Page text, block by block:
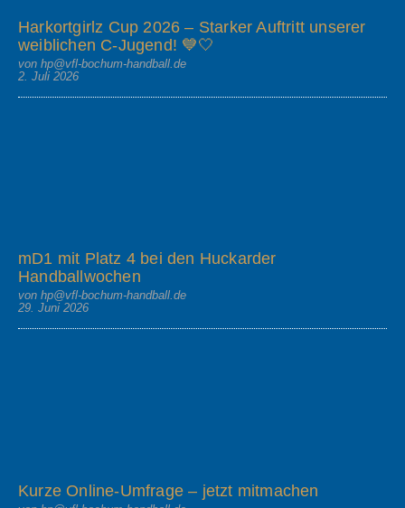
Harkortgirlz Cup 2026 – Starker Auftritt unserer
weiblichen C-Jugend! 💙🤍
von hp@vfl-bochum-handball.de
2. Juli 2026
mD1 mit Platz 4 bei den Huckarder
Handballwochen
von hp@vfl-bochum-handball.de
29. Juni 2026
Kurze Online-Umfrage – jetzt mitmachen